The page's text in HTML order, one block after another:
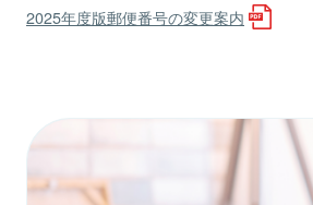
2025年度版郵便番号の変更案内